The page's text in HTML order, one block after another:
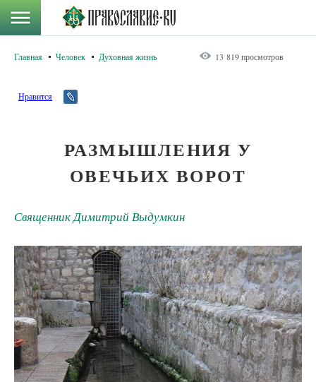
Главная Человек Духовная жизнь 13 819 просмотров
Нравится
РАЗМЫШЛЕНИЯ У
ОВЕЧЬИХ ВОРОТ
Священник Димитрий Выдумкин